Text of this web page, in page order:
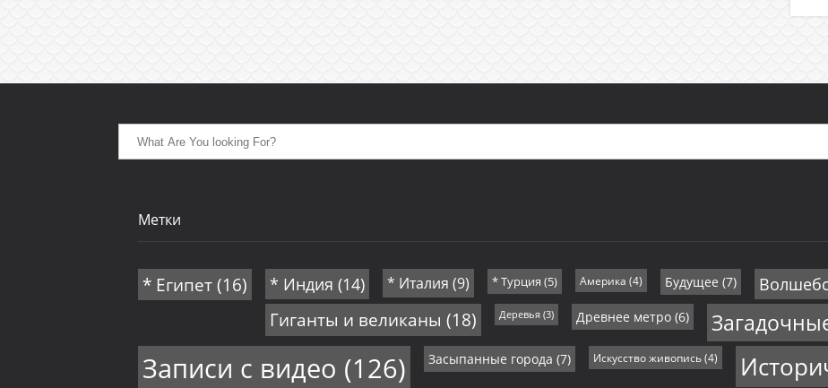
Метки
* Египет(16) * Индия (14) * Италия (9) * Турция (5) Америка (4) Будущее (7)
Гиганты и великаны (18) Деревья(3) Древнее метро(6)
Записи с видео (126) Засыпанные города (7) Искусство живопись(4)